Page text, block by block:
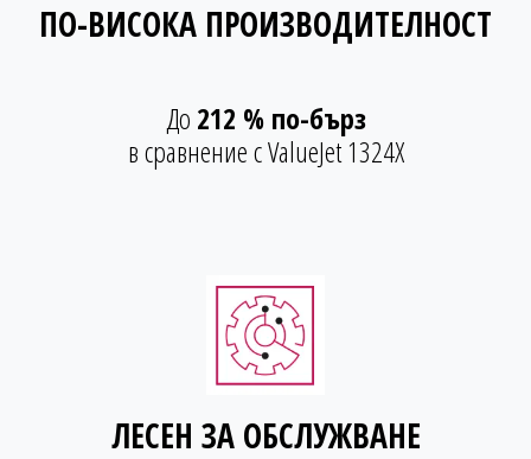
ПО-ВИСОКА ПРОИЗВОДИТЕЛНОСТ
До 212 % по-бърз
в сравнение с ValueJet 1324X
ЛЕСЕН ЗА ОБСЛУЖВАНЕ